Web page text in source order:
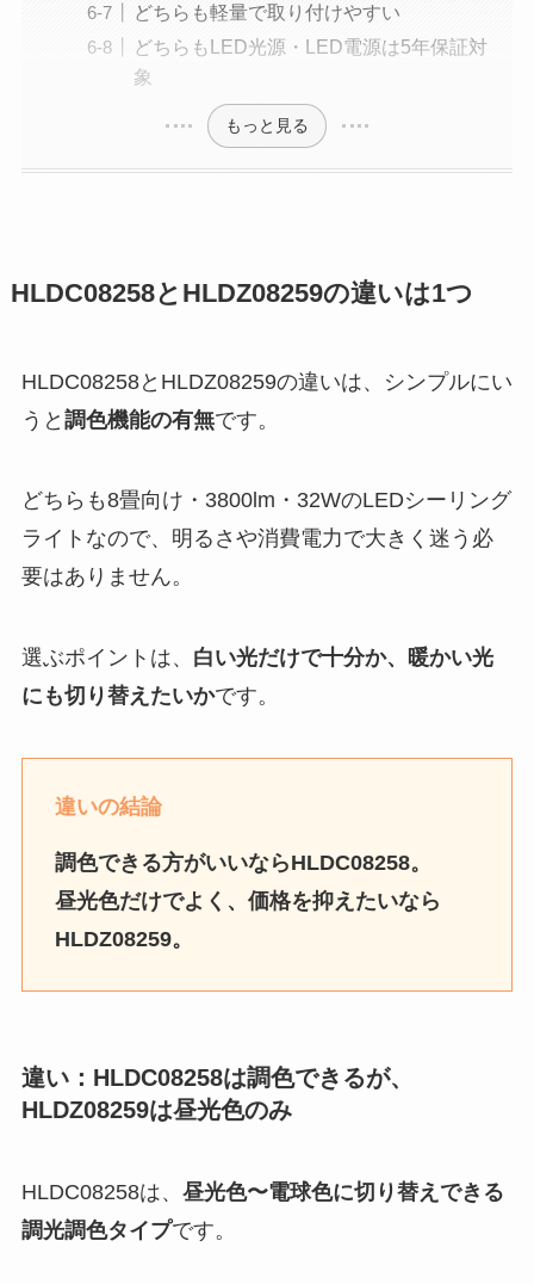
どちらも軽量で取り付けやすい
どちらもLED光源・LED電源は5年保証対
象
もっと見る
HLDC08258とHLDZ08259の違いは1つ
HLDC08258とHLDZ08259の違いは、シンプルにい
うと 調色機能の有無です。
どちらも8畳向け・3800lm・32WのLEDシーリング
ライトなので、明るさや消費電力で大きく迷う必
要はありません。
選ぶポイントは、 白い光だけで十分か、暖かい光
にも切り替えたいかです。
違いの結論
調色できる方がいいならHLDC08258。
昼光色だけでよく、価格を抑えたいなら
HLDZ08259。
違い：HLDC08258は調色できるが、
HLDZ08259は昼光色のみ
HLDC08258は、 昼光色〜電球色に切り替えできる
調光調色タイプです。